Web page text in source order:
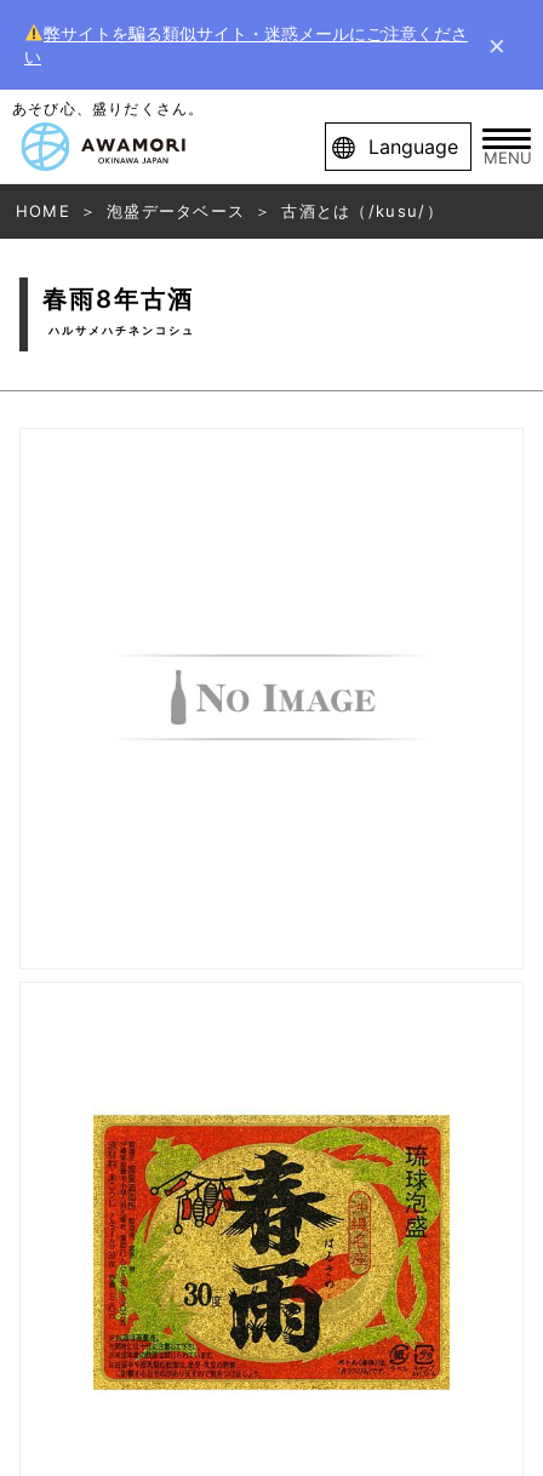
弊サイトを騙る類似サイト・迷惑メールにご注意くださ
い
×
あそび心、盛りだくさん。
Language MENU
HOME 泡盛データベース 古酒とは（/kusu/）
春雨8年古酒
ハルサメハチネンコシュ